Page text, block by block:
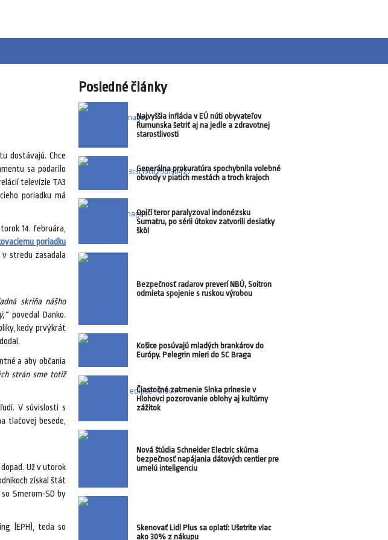
dostávajú. Chce
sa podarilo
televízie TA3
poriadku má
14. februára,
poriadku
stredu zasadala
skriňa nášho
povedal Danko.
kedy prvýkrát
a aby občania
strán sme totiž
V súvislosti s
tlačovej besede,
Už v utorok
získal štát
Smerom-SD by
(EPH), teda so
Posledné články
Najvyššia inflácia v EÚ núti obyvateľov
Rumunska šetriť aj na jedle a zdravotnej
starostlivosti
Generálna prokuratúra spochybnila volebné
obvody v piatich mestách a troch krajoch
Opičí teror paralyzoval indonézsku
Sumatru, po sérii útokov zatvorili desiatky
škôl
Bezpečnosť radarov preverí NBÚ, Soitron
odmieta spojenie s ruskou výrobou
Košice posúvajú mladých brankárov do
Európy. Pelegrin mieri do SC Braga
Čiastočné zatmenie Slnka prinesie v
Hlohovci pozorovanie oblohy aj kultúrny
zážitok
Nová štúdia Schneider Electric skúma
bezpečnosť napájania dátových centier pre
umelú inteligenciu
Skenovať Lidl Plus sa oplatí: Ušetrite viac
ako 30% z nákupu